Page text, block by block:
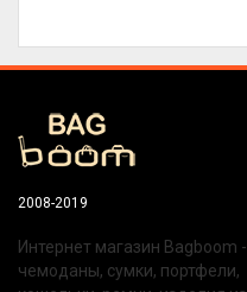
2008-2019
Интернет магазин Bagboom -
чемоданы, сумки, портфели,